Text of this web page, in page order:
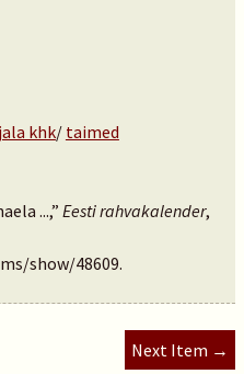
khk/ taimed
...,” Eesti rahvakalender,
show/48609.
Next Item →